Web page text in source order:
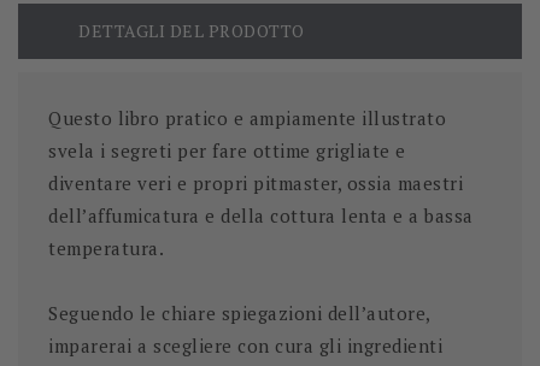
DETTAGLI DEL PRODOTTO
Questo libro pratico e ampiamente illustrato
svela i segreti per fare ottime grigliate e
diventare veri e propri pitmaster, ossia maestri
dell’affumicatura e della cottura lenta e a bassa
temperatura.
Seguendo le chiare spiegazioni dell’autore,
imparerai a scegliere con cura gli ingredienti